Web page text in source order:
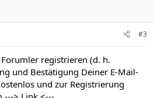
#3
registrieren (d. h.
und Bestätigung Deiner E-Mail-
und zur Registrierung